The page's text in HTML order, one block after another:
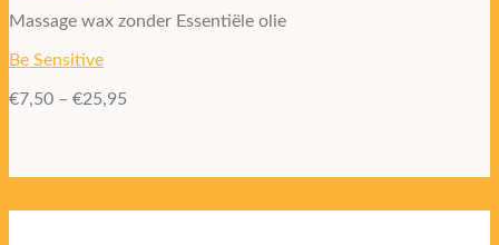
Massage wax zonder Essentiële olie
Be Sensitive
€7,50 – €25,95